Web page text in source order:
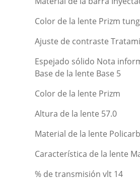
Color de la lente Prizm
Ajuste de contraste
Espejado sólido Nota
Base de la lente Base 5
Color de la lente Prizm
Altura de la lente 57.0
Material de la lente
Característica de la lente
% de transmisión vlt 14